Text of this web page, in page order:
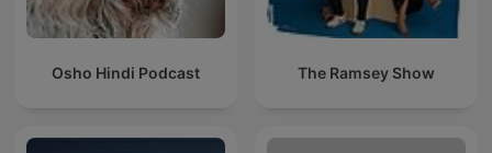
Osho Hindi Podcast The Ramsey Show